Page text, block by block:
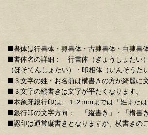
■書体は行書体・隷書体・古隷書体・白隷書
■書体名の詳細： 行書体（ぎょうしょたい
（ほそてんしょたい）・印相体（いんそうたい
■３文字の姓・お名前は横書きの方が綺麗に
■３文字の縦書きは文字が平たくなります。
■本象牙銀行印は、１２mmまでは「姓また
■銀行印の文字方向： 「縦書き」・「横書
■認印は通常縦書きとなりますが、横書きの